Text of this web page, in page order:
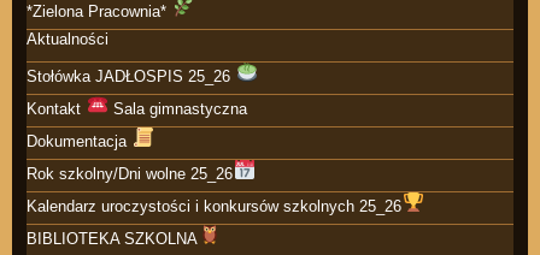
*Zielona Pracownia*
Aktualności
Stołówka JADŁOSPIS 25_26
Kontakt
Sala gimnastyczna
Dokumentacja
Rok szkolny/Dni wolne 25_26
Kalendarz uroczystości i konkursów szkolnych 25_26
BIBLIOTEKA SZKOLNA